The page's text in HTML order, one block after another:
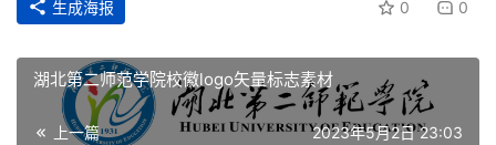
术
工
登录
生成海报 0 0
湖北第二师范学院校徽logo矢量标志素材
上一篇 2023年5月2日 23:03